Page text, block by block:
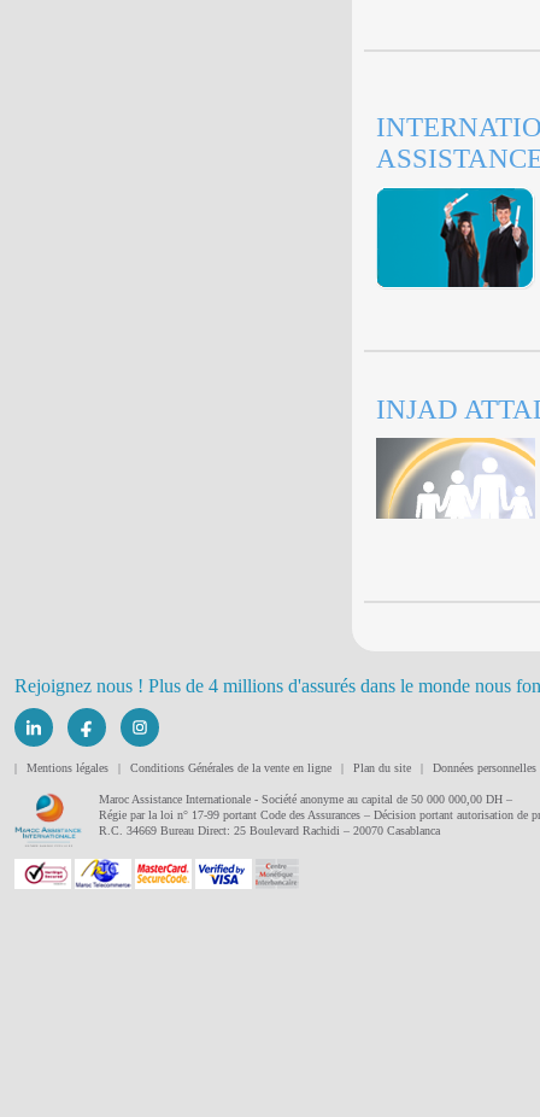
INJAD
Rejoignez nous ! Plus de 4 millions d'assurés dans le monde nous
| Mentions légales | Conditions Générales de la vente en ligne | Plan du site | Données personnelles
Maroc Assistance Internationale - Société anonyme au capital de 50 000 000,00 DH –
Régie par la loi n° 17-99 portant Code des Assurances – Décision portant autorisation de
R.C. 34669 Bureau Direct: 25 Boulevard Rachidi – 20070 Casablanca